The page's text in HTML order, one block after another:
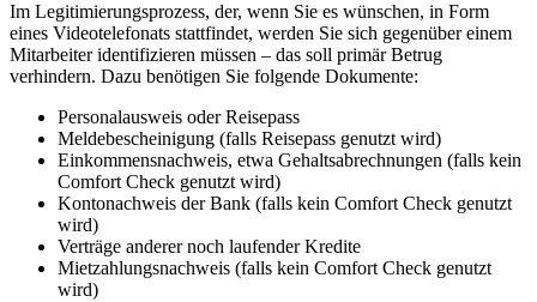
Im Legitimierungsprozess, der, wenn Sie es wünschen, in Form
eines Videotelefonats stattfindet, werden Sie sich gegenüber einem
Mitarbeiter identifizieren müssen – das soll primär Betrug
verhindern. Dazu benötigen Sie folgende Dokumente:
Personalausweis oder Reisepass
Meldebescheinigung (falls Reisepass genutzt wird)
Einkommensnachweis, etwa Gehaltsabrechnungen (falls kein
Comfort Check genutzt wird)
Kontonachweis der Bank (falls kein Comfort Check genutzt
wird)
Verträge anderer noch laufender Kredite
Mietzahlungsnachweis (falls kein Comfort Check genutzt
wird)